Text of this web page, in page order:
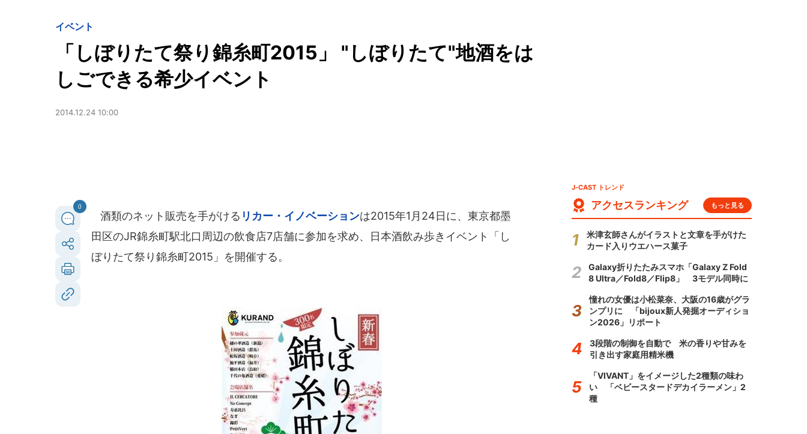
イベント
「しぼりたて祭り錦糸町2015」 "しぼりたて"地酒をは
しごできる希少イベント
2014.12.24 10:00
0
酒類のネット販売を手がける リカー・イノベーションは2015年1月24日に、東京都墨
田区のJR錦糸町駅北口周辺の飲食店7店舗に参加を求め、日本酒飲み歩きイベント「し
ぼりたて祭り錦糸町2015」を開催する。
J-CAST トレンド
アクセスランキング もっと見る
米津玄師さんがイラストと文章を手がけた
カード入りウエハース菓子
Galaxy折りたたみスマホ「Galaxy Z Fold
8 Ultra／Fold8／Flip8」 3モデル同時に
憧れの女優は小松菜奈、大阪の16歳がグラ
ンプリに 「bijoux新人発掘オーディショ
ン2026」リポート
3段階の制御を自動で 米の香りや甘みを
引き出す家庭用精米機
「VIVANT」をイメージした2種類の味わ
い 「ベビースタードデカイラーメン」2
種